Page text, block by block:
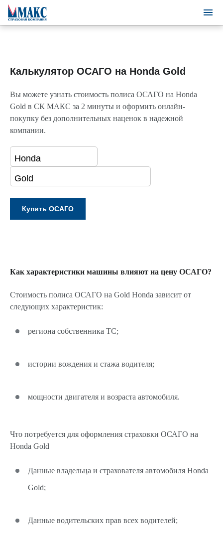
Калькулятор ОСАГО на Honda Gold
Вы можете узнать стоимость полиса ОСАГО на Honda
Gold в СК МАКС за 2 минуты и оформить онлайн-
покупку без дополнительных наценок в надежной
компании.
Как характеристики машины влияют на цену ОСАГО?
Стоимость полиса ОСАГО на Gold Honda зависит от
следующих характеристик:
региона собственника ТС;
истории вождения и стажа водителя;
мощности двигателя и возраста автомобиля.
Что потребуется для оформления страховки ОСАГО на
Honda Gold
Данные владельца и страхователя автомобиля Honda
Gold;
Данные водительских прав всех водителей;